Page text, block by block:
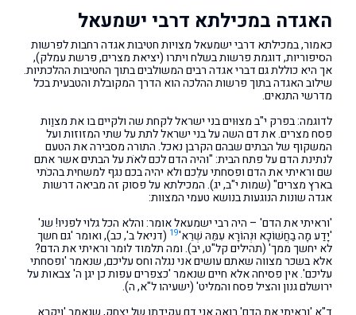
האגדה במכילתא דרבי ישמעאל
כאמור, במכילתא דרבי ישמעאל מצויות חטיבות אגדה רחבות לפרשות
הסיפוריות, דוגמת פרשות בשלח ויתרו (יציאת מצרים, פרשת עמלק),
אך היא כוללת גם דברי אגדה רבים המשולבים בתוך החטיבות ההלכתיות.
שילוב האגדה בתוך פרשות ההלכה הוא הדרך המקובלת והטבעית בכל
מדרשי התנאים.
לדוגמה: בפרק י"ב מצוּוים בני ישראל לקחת שה ולקיים בו את מצוַות
פסח מצרים. את דם השה על בני ישראל לתת על שתי המזוזות ועל
המשקוף של הבתים שבהם הקרבן נאכל. התורה מסבירה את הטעם
לנתינת הדם על פתח הבית: "והיה הדם לכם לאֹת על הבתים אשר אתם
שם וראיתי את הדם ופסחתי עלֵכם ולא יהיה בכם נגף למשחית בהכֹתי
בארץ מצרים" (שמות י"ב, יג). המכילתא על פסוק זה מביאה דרשות
אגדה שונות הנוגעות בנושא טעמי המצוות:
'וראיתי את הדם' – היה רבי ישמעאל אומר: והלא הכל גלוי לפניו! שנ'
'יָדַע מָה בַחֲשׁוֹכָא וּנְהוֹרָא עִמֵּהּ שְׁרֵא'19 (דניאל ב', כב), ואומר 'גם חשך
לא יחשך ממך' (תהילים קל"ט, יב). ומה תלמוד לומר וראיתי את הדם?
אלא בשכר מצווה שאתם עושים אני נגלה וחס עליכם, שנאמר 'ופסחתי
עליכם'. אין פסיחה אלא חיים שנאמר 'כצפרים עפות כן יגן ה' צבאות על
ירושלם גנון והציל פסח והמליט' (ישעיהו ל"א, ה).